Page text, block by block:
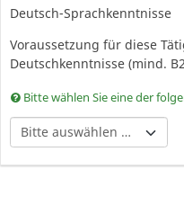
Deutsch-Sprachkenntnisse
Voraussetzung für diese
Deutschkenntnisse (mind.
Bitte wählen Sie eine der